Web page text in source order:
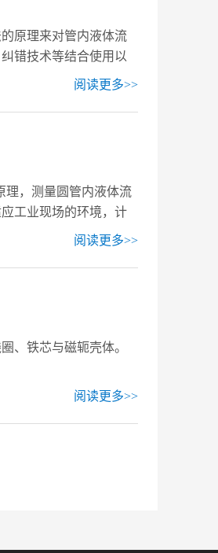
原理来对管内液体流
错技术等结合使用以
阅读更多>>
理，测量圆管内液体流
工业现场的环境，计
阅读更多>>
、铁芯与磁轭壳体。
阅读更多>>